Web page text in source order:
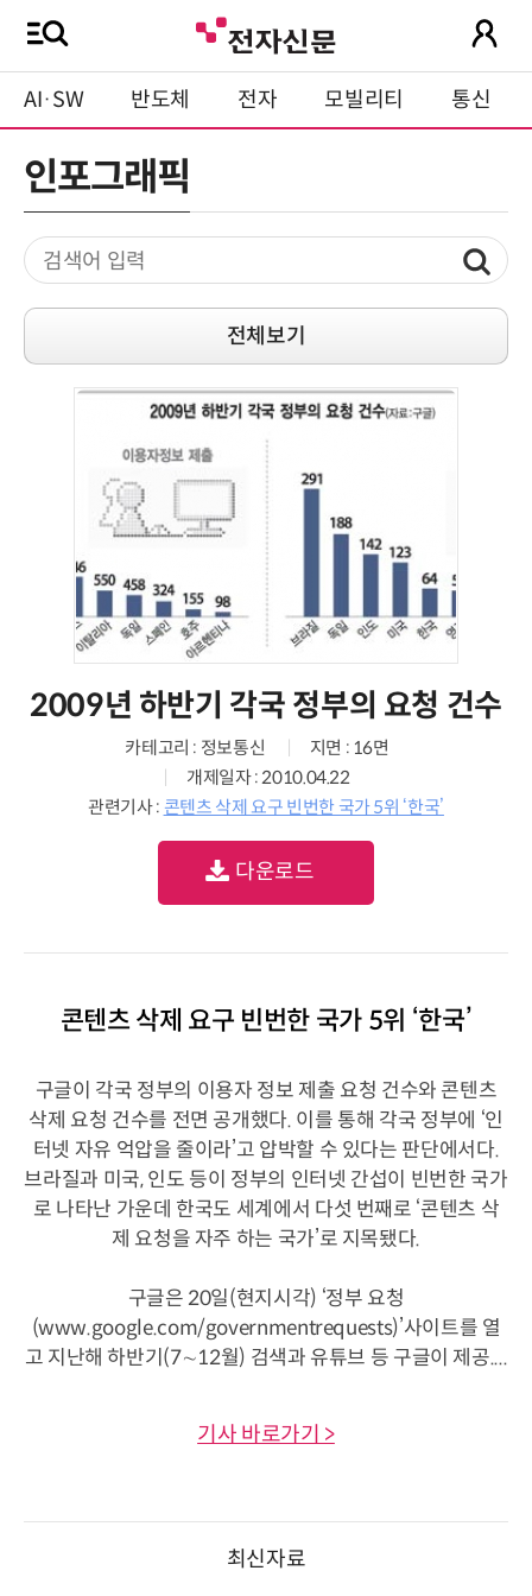
AI·SW 반도체 전자 모빌리티 통신
인포그래픽
전체보기
2009년 하반기 각국 정부의 요청 건수
카테고리 : 정보통신
지면 : 16면
개제일자 : 2010.04.22
관련기사 : 콘텐츠 삭제 요구 빈번한 국가 5위 ‘한국’
다운로드
콘텐츠 삭제 요구 빈번한 국가 5위 ‘한국’
구글이 각국 정부의 이용자 정보 제출 요청 건수와 콘텐츠
삭제 요청 건수를 전면 공개했다. 이를 통해 각국 정부에 ‘인
터넷 자유 억압을 줄이라’고 압박할 수 있다는 판단에서다.
브라질과 미국, 인도 등이 정부의 인터넷 간섭이 빈번한 국가
로 나타난 가운데 한국도 세계에서 다섯 번째로 ‘콘텐츠 삭
제 요청을 자주 하는 국가’로 지목됐다.
구글은 20일(현지시각) ‘정부 요청
(www.google.com/governmentrequests)’사이트를 열
고 지난해 하반기(7∼12월) 검색과 유튜브 등 구글이 제공....
기사 바로가기 >
최신자료